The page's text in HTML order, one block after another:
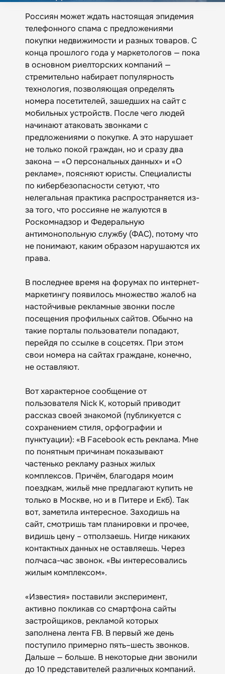
Россиян может ждать настоящая эпидемия
телефонного спама с предложениями
покупки недвижимости и разных товаров. С
конца прошлого года у маркетологов — пока
в основном риелторских компаний —
стремительно набирает популярность
технология, позволяющая определять
номера посетителей, зашедших на сайт с
мобильных устройств. После чего людей
начинают атаковать звонками с
предложениями о покупке. А это нарушает
не только покой граждан, но и сразу два
закона — «О персональных данных» и «О
рекламе», поясняют юристы. Специалисты
по кибербезопасности сетуют, что
нелегальная практика распространяется из-
за того, что россияне не жалуются в
Роскомнадзор и Федеральную
антимонопольную службу (ФАС), потому что
не понимают, каким образом нарушаются их
права.
В последнее время на форумах по интернет-
маркетингу появилось множество жалоб на
настойчивые рекламные звонки после
посещения профильных сайтов. Обычно на
такие порталы пользователи попадают,
перейдя по ссылке в соцсетях. При этом
свои номера на сайтах граждане, конечно,
не оставляют.
Вот характерное сообщение от
пользователя Nick K, который приводит
рассказ своей знакомой (публикуется с
сохранением стиля, орфографии и
пунктуации): «В Facebook есть реклама. Мне
по понятным причинам показывают
частенько рекламу разных жилых
комплексов. Причём, благодаря моим
поездкам, жильё мне предлагают купить не
только в Москве, но и в Питере и Екб). Так
вот, заметила интересное. Заходишь на
сайт, смотришь там планировки и прочее,
видишь цену – отползаешь. Нигде никаких
контактных данных не оставляешь. Через
полчаса-час звонок. «Вы интересовались
жилым комплексом».
«Известия» поставили эксперимент,
активно покликав со смартфона сайты
застройщиков, рекламой которых
заполнена лента FB. В первый же день
поступило примерно пять–шесть звонков.
Дальше — больше. В некоторые дни звонили
до 10 представителей различных компаний.